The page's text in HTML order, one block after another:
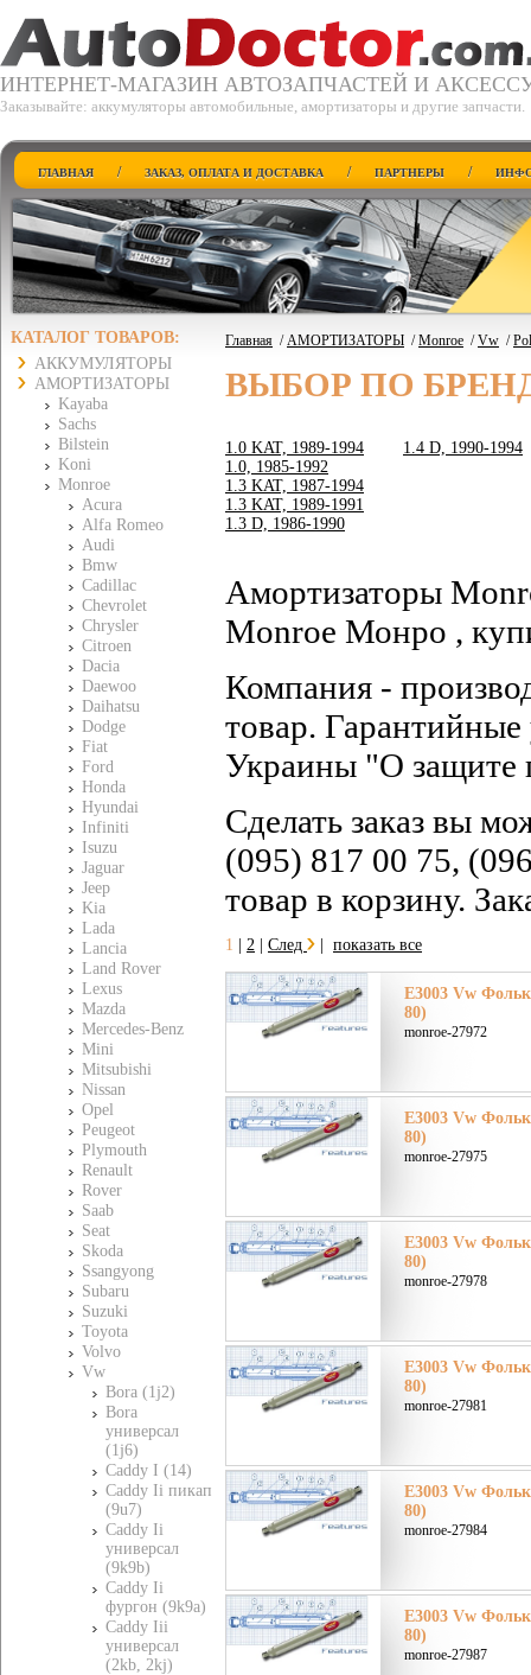
ИНТЕРНЕТ-МАГАЗИН АВТОЗАПЧАСТЕЙ И
Заказывайте: аккумуляторы автомобильные, амортизаторы и другие запчасти.
ГЛАВНАЯ / ЗАКАЗ, ОПЛАТА И ДОСТАВКА / ПАРТНЕРЫ /
КАТАЛОГ ТОВАРОВ:
АККУМУЛЯТОРЫ
АМОРТИЗАТОРЫ
Kayaba
Sachs
Bilstein
Koni
Monroe
Acura
Alfa Romeo
Audi
Bmw
Cadillac
Chevrolet
Chrysler
Citroen
Dacia
Daewoo
Daihatsu
Dodge
Fiat
Ford
Honda
Hyundai
Infiniti
Isuzu
Jaguar
Jeep
Kia
Lada
Lancia
Land Rover
Lexus
Mazda
Mercedes-Benz
Mini
Mitsubishi
Nissan
Opel
Peugeot
Plymouth
Renault
Rover
Saab
Seat
Skoda
Ssangyong
Subaru
Suzuki
Toyota
Volvo
Vw
Bora (1j2)
Bora
универсал
(1j6)
Caddy I (14)
Caddy Ii пикап
(9u7)
Caddy Ii
универсал
(9k9b)
Caddy Ii
фургон (9k9a)
Caddy Iii
универсал
(2kb, 2kj)
Главная /АМОРТИЗАТОРЫ /Monroe /Vw /
ВЫБОР ПО
1.0 KAT, 1989-1994
1.0, 1985-1992
1.3 KAT, 1987-1994
1.3 KAT, 1989-1991
1.3 D, 1986-1990
1.4 D, 1990-1994
Амортизаторы
Monroe Монро ,
Компания -
товар. Гарантийные
Украины "О защите
Сделать заказ вы
(095) 817 00 75,
товар в корзину.
1 2 След показать все
E3003 Vw
80)
monroe-27972
E3003 Vw
80)
monroe-27975
E3003 Vw
80)
monroe-27978
E3003 Vw
80)
monroe-27981
E3003 Vw
80)
monroe-27984
E3003 Vw
80)
monroe-27987